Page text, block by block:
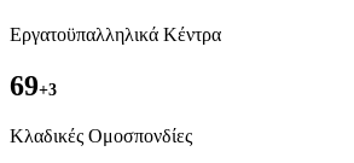
Εργατοϋπαλληλικά Κέντρα
69+3
Kλαδικές Ομοσπονδίες